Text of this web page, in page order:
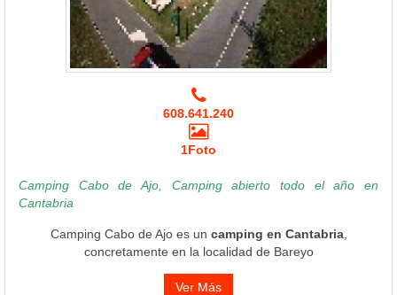
608.641.240
1Foto
Camping Cabo de Ajo, Camping abierto todo el año en
Cantabria
Camping Cabo de Ajo es un camping en Cantabria,
concretamente en la localidad de Bareyo
Ver Más